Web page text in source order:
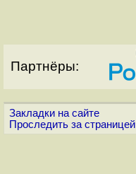
Партнёры:
Закладки на сайте
Проследить за страницей